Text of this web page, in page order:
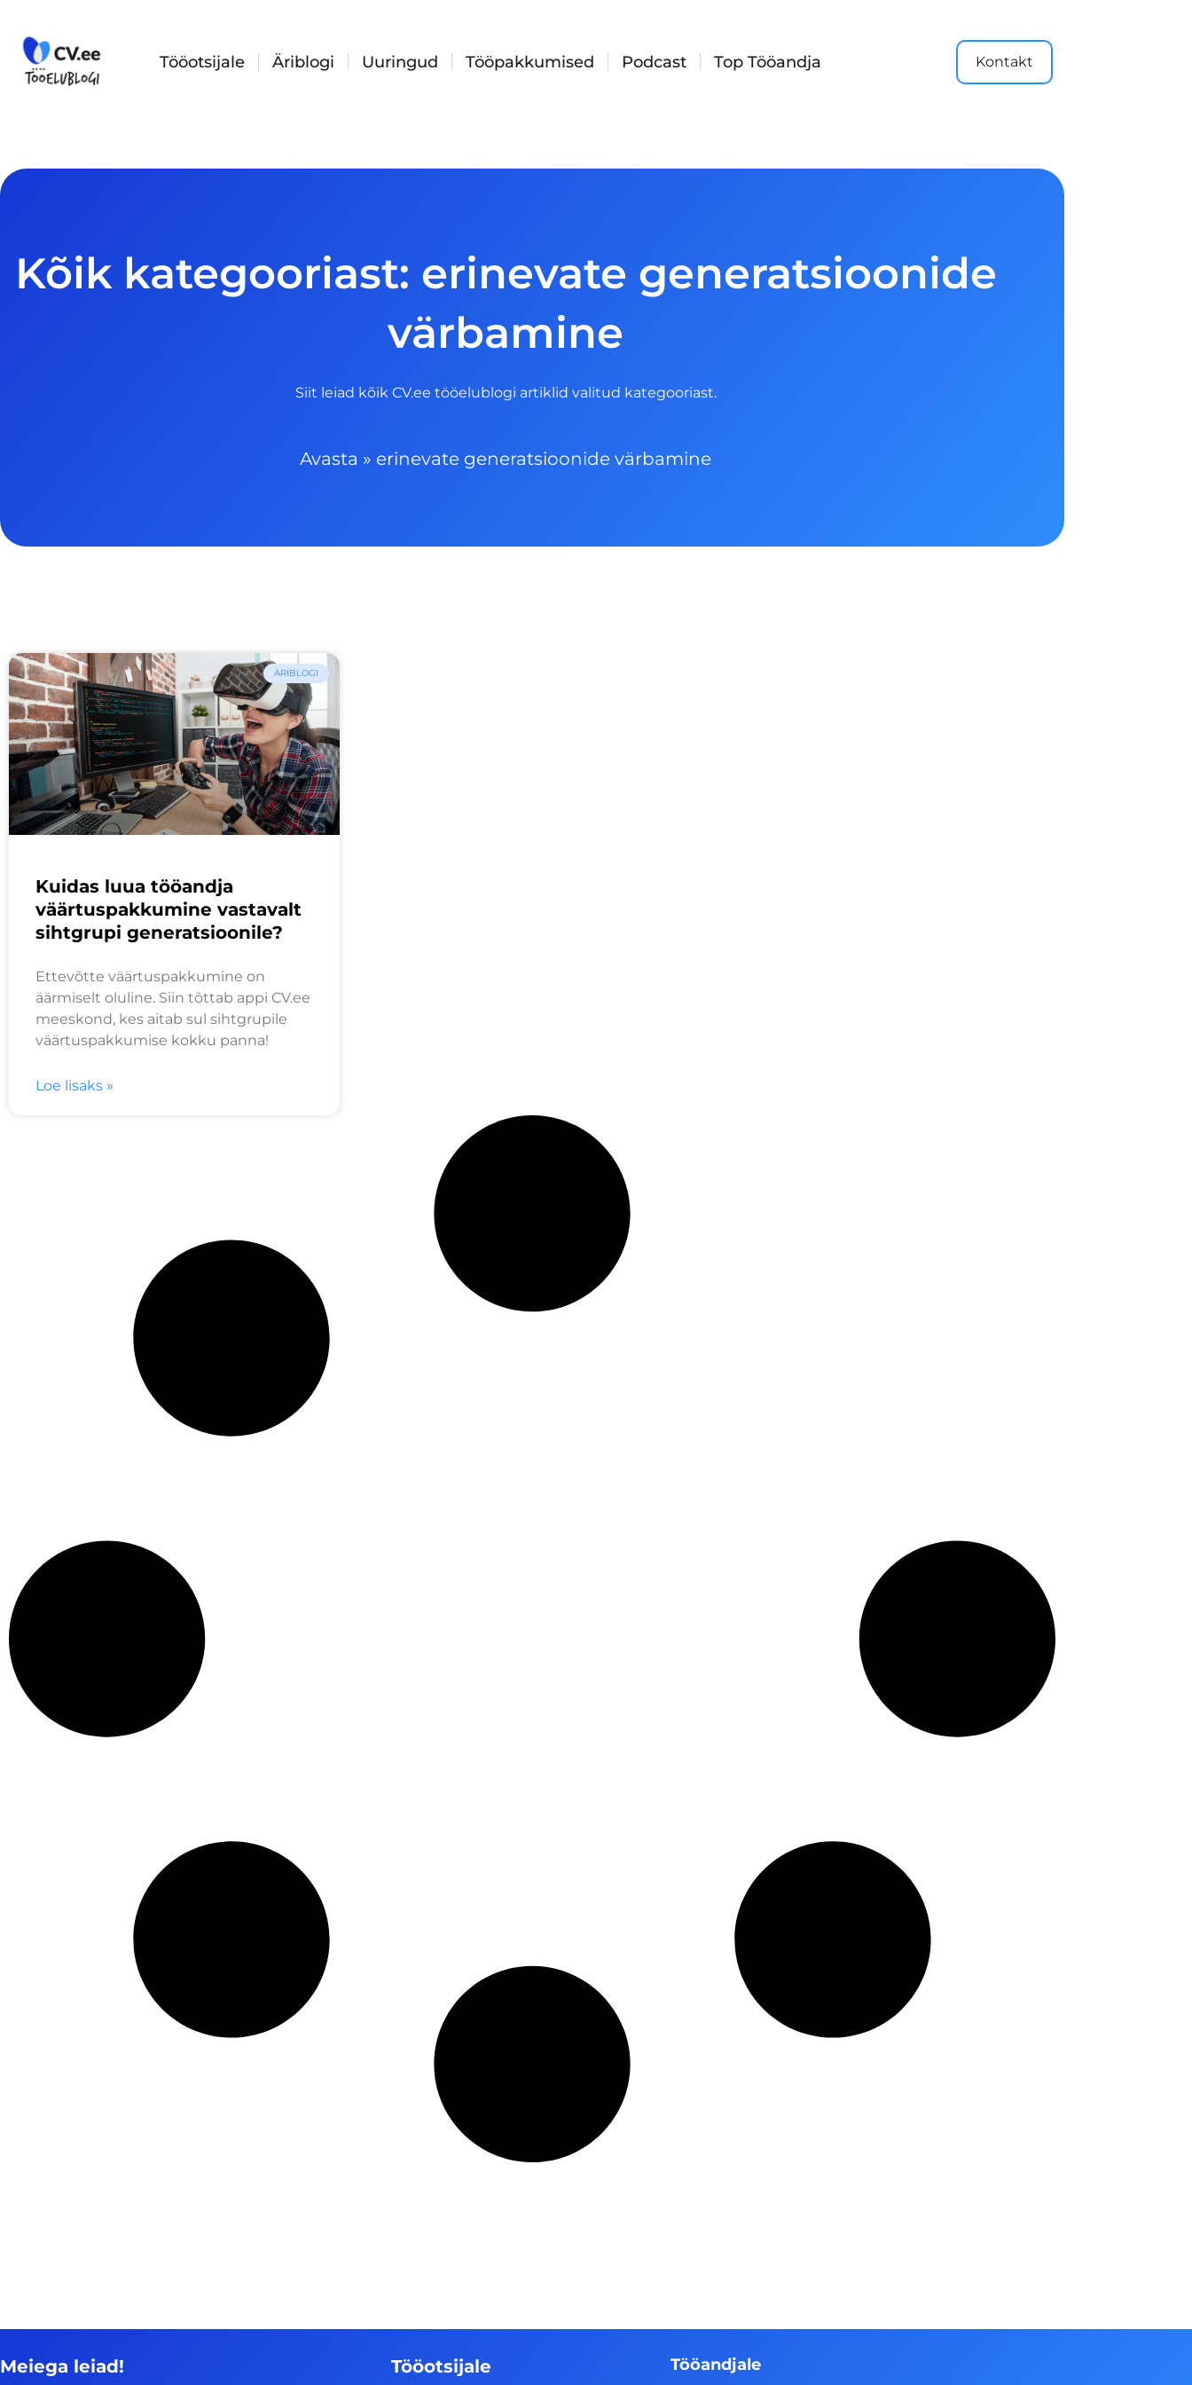
content
Tööotsijale Äriblogi Uuringud Tööpakkumised Podcast Top Tööandja Kontakt
Kõik kategooriast: erinevate generatsioonide
värbamine
Siit leiad kõik CV.ee tööelublogi artiklid valitud kategooriast.
Avasta » erinevate generatsioonide värbamine
ÄRIBLOGI
Kuidas luua tööandja
väärtuspakkumine vastavalt
sihtgrupi generatsioonile?
Ettevõtte väärtuspakkumine on
äärmiselt oluline. Siin tõttab appi CV.ee
meeskond, kes aitab sul sihtgrupile
väärtuspakkumise kokku panna!
Loe lisaks »
Meiega leiad! Tööotsijale Tööandjale